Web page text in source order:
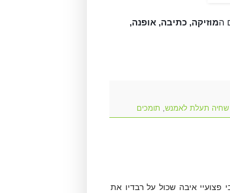
ה
שחיה תעלת לאמנש, תומכים
איבה שכול על רבדיו את